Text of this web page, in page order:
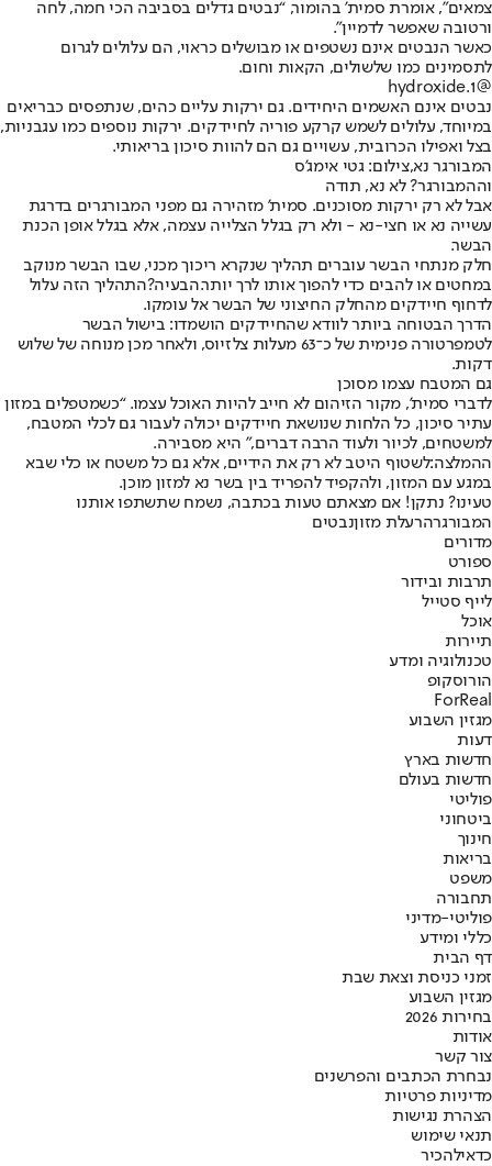
צמאים”, אומרת סמית’ בהומור, “נבטים גדלים בסביבה הכי חמה, לחה
ורטובה שאפשר לדמיין”.
כאשר הנבטים אינם נשטפים או מבושלים כראוי, הם עלולים לגרום
לתסמינים כמו שלשולים, הקאות וחום.
@hydroxide.1
נבטים אינם האשמים היחידים. גם ירקות עליים כהים, שנתפסים כבריאים
במיוחד, עלולים לשמש קרקע פוריה לחיידקים. ירקות נוספים כמו עגבניות,
בצל ואפילו הכרובית, עשויים גם הם להוות סיכון בריאותי.
המבורגר נא,צילום: גטי אימג'ס
וההמבורגר? לא נא, תודה
אבל לא רק ירקות מסוכנים. סמית’ מזהירה גם מפני המבורגרים בדרגת
עשייה נא או חצי-נא - ולא רק בגלל הצלייה עצמה, אלא בגלל אופן הכנת
הבשר.
חלק מנתחי הבשר עוברים תהליך שנקרא ריכוך מכני, שבו הבשר מנוקב
במחטים או להבים כדי להפוך אותו לרך יותר.הבעיה?התהליך הזה עלול
לדחוף חיידקים מהחלק החיצוני של הבשר אל עומקו.
הדרך הבטוחה ביותר לוודא שהחיידקים הושמדו: בישול הבשר
לטמפרטורה פנימית של כ־63 מעלות צלזיוס, ולאחר מכן מנוחה של שלוש
דקות.
גם המטבח עצמו מסוכן
לדברי סמית’, מקור הזיהום לא חייב להיות האוכל עצמו. “כשמטפלים במזון
עתיר סיכון, כל הלחות שנושאת חיידקים יכולה לעבור גם לכלי המטבח,
למשטחים, לכיור ולעוד הרבה דברים,” היא מסבירה.
ההמלצה:לשטוף היטב לא רק את הידיים, אלא גם כל משטח או כלי שבא
במגע עם המזון, ולהקפיד להפריד בין בשר נא למזון מוכן.
טעינו? נתקן! אם מצאתם טעות בכתבה, נשמח שתשתפו אותנו
המבורגרהרעלת מזוןנבטים
מדורים
ספורט
תרבות ובידור
לייף סטייל
אוכל
תיירות
טכנולוגיה ומדע
הורוסקופ
ForReal
מגזין השבוע
דעות
חדשות בארץ
חדשות בעולם
פוליטי
ביטחוני
חינוך
בריאות
משפט
תחבורה
פוליטי-מדיני
כללי ומידע
דף הבית
זמני כניסת וצאת שבת
מגזין השבוע
בחירות 2026
אודות
צור קשר
נבחרת הכתבים והפרשנים
מדיניות פרטיות
הצהרת נגישות
תנאי שימוש
כדאילהכיר